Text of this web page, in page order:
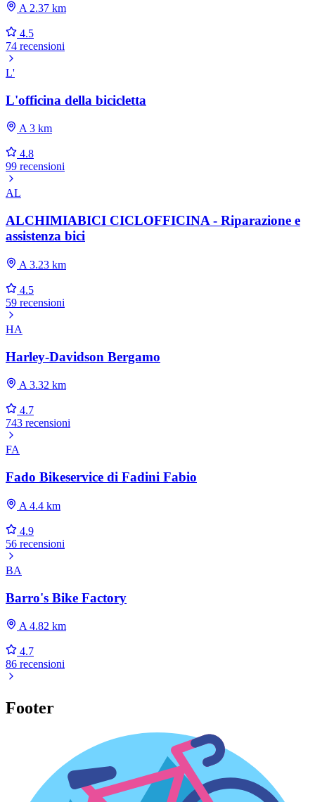
A 2.37 km
4.5
74 recensioni
L'
L'officina della bicicletta
A 3 km
4.8
99 recensioni
AL
ALCHIMIABICI CICLOFFICINA - Riparazione e
assistenza bici
A 3.23 km
4.5
59 recensioni
HA
Harley-Davidson Bergamo
A 3.32 km
4.7
743 recensioni
FA
Fado Bikeservice di Fadini Fabio
A 4.4 km
4.9
56 recensioni
BA
Barro's Bike Factory
A 4.82 km
4.7
86 recensioni
Footer